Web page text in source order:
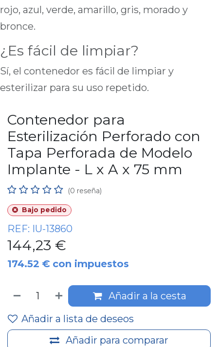
rojo, azul, verde, amarillo, gris, morado y
bronce.
¿Es fácil de limpiar?
Sí, el contenedor es fácil de limpiar y
esterilizar para su uso repetido.
Contenedor para
Esterilización Perforado con
Tapa Perforada de Modelo
Implante - L x A x 75 mm
(0 reseña)
Bajo pedido
REF: IU-13860
144,23 €
174.52 € con impuestos
Añadir a la cesta
Añadir para comparar
Añadir a lista de deseos